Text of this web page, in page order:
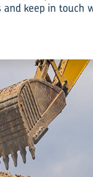
keep in touch